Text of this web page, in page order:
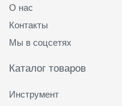
О нас
Контакты
Мы в соцсетях
Каталог товаров
Инструмент